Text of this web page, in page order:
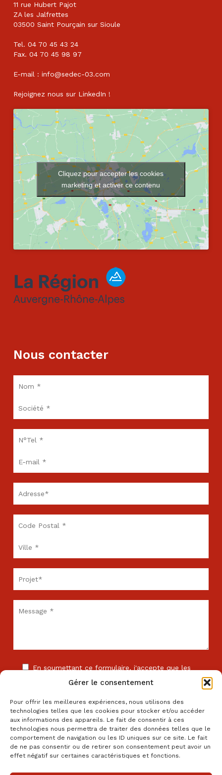
Gérer le consentement
Pour offrir les meilleures expériences, nous utilisons des
technologies telles que les cookies pour stocker et/ou accéder
aux informations des appareils. Le fait de consentir à ces
technologies nous permettra de traiter des données telles que le
comportement de navigation ou les ID uniques sur ce site. Le fait
de ne pas consentir ou de retirer son consentement peut avoir un
effet négatif sur certaines caractéristiques et fonctions.
11 rue Hubert Pajot
ZA les Jalfrettes
03500 Saint Pourçain sur Sioule
Tel. 04 70 45 43 24
Fax. 04 70 45 98 97
E-mail : info@sedec-03.com
Rejoignez nous sur LinkedIn !
Cliquez pour accepter les cookies
marketing et activer ce contenu
Nous contacter
En soumettant ce formulaire, j'accepte que les
informations saisies soient exploitées dans le cadre de
la relation commerciale avec l'entreprise . *
Les champs comportant le signe * sont obligatoires. En cas de
non réponse, votre demande ne pourra être traitée.